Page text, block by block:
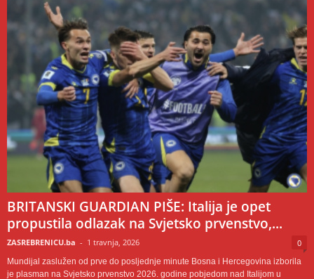
BRITANSKI GUARDIAN PIŠE: Italija je opet
propustila odlazak na Svjetsko prvenstvo,...
ZASREBRENICU.ba - 1 travnja, 2026 0
Mundijal zaslužen od prve do posljednje minute Bosna i Hercegovina izborila
je plasman na Svjetsko prvenstvo 2026. godine pobjedom nad Italijom u